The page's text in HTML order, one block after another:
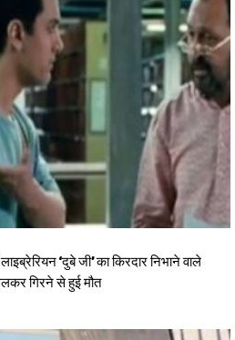
‘दुबे जी’ का किरदार निभाने वाले
गिरने से हुई मौत